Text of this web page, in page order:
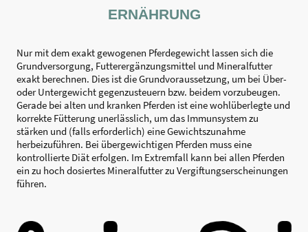
ERNÄHRUNG
Nur mit dem exakt gewogenen Pferdegewicht lassen sich die
Grundversorgung, Futterergänzungsmittel und Mineralfutter
exakt berechnen. Dies ist die Grundvoraussetzung, um bei Über-
oder Untergewicht gegenzusteuern bzw. beidem vorzubeugen.
Gerade bei alten und kranken Pferden ist eine wohlüberlegte und
korrekte Fütterung unerlässlich, um das Immunsystem zu
stärken und (falls erforderlich) eine Gewichtszunahme
herbeizuführen. Bei übergewichtigen Pferden muss eine
kontrollierte Diät erfolgen. Im Extremfall kann bei allen Pferden
ein zu hoch dosiertes Mineralfutter zu Vergiftungserscheinungen
führen.